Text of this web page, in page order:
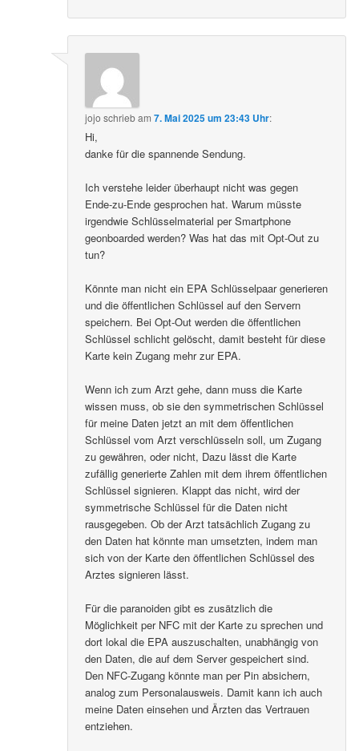
jojo schriebam7. Mai 2025 um 23:43 Uhr:
Hi,
danke für die spannende Sendung.
Ich verstehe leider überhaupt nicht was gegen
Ende-zu-Ende gesprochen hat. Warum müsste
irgendwie Schlüsselmaterial per Smartphone
geonboarded werden? Was hat das mit Opt-Out zu
tun?
Könnte man nicht ein EPA Schlüsselpaar generieren
und die öffentlichen Schlüssel auf den Servern
speichern. Bei Opt-Out werden die öffentlichen
Schlüssel schlicht gelöscht, damit besteht für diese
Karte kein Zugang mehr zur EPA.
Wenn ich zum Arzt gehe, dann muss die Karte
wissen muss, ob sie den symmetrischen Schlüssel
für meine Daten jetzt an mit dem öffentlichen
Schlüssel vom Arzt verschlüsseln soll, um Zugang
zu gewähren, oder nicht, Dazu lässt die Karte
zufällig generierte Zahlen mit dem ihrem öffentlichen
Schlüssel signieren. Klappt das nicht, wird der
symmetrische Schlüssel für die Daten nicht
rausgegeben. Ob der Arzt tatsächlich Zugang zu
den Daten hat könnte man umsetzten, indem man
sich von der Karte den öffentlichen Schlüssel des
Arztes signieren lässt.
Für die paranoiden gibt es zusätzlich die
Möglichkeit per NFC mit der Karte zu sprechen und
dort lokal die EPA auszuschalten, unabhängig von
den Daten, die auf dem Server gespeichert sind.
Den NFC-Zugang könnte man per Pin absichern,
analog zum Personalausweis. Damit kann ich auch
meine Daten einsehen und Ärzten das Vertrauen
entziehen.